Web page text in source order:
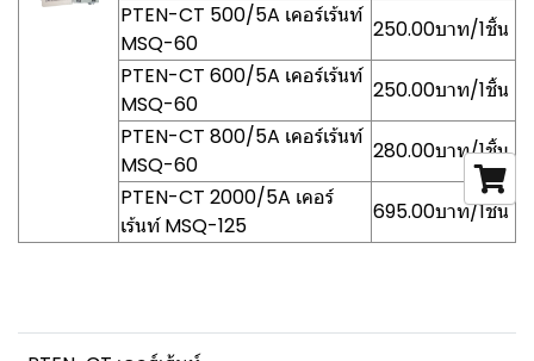
PTEN-CT 500/5A เคอร์เร้นท์
MSQ-60
250.00บาท/1ชิ้น
PTEN-CT 600/5A เคอร์เร้นท์
MSQ-60
250.00บาท/1ชิ้น
PTEN-CT 800/5A เคอร์เร้นท์
MSQ-60
280.00บาท/1ชิ้น
PTEN-CT 2000/5A เคอร์
เร้นท์ MSQ-125
695.00บาท/1ชิ้น